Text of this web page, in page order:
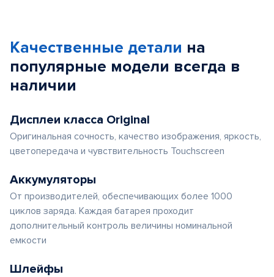
Качественные детали на
популярные модели всегда в
наличии
Дисплеи класса Original
Оригинальная сочность, качество изображения, яркость,
цветопередача и чувствительность Touchscreen
Аккумуляторы
От производителей, обеспечивающих более 1000
циклов заряда. Каждая батарея проходит
дополнительный контроль величины номинальной
емкости
Шлейфы